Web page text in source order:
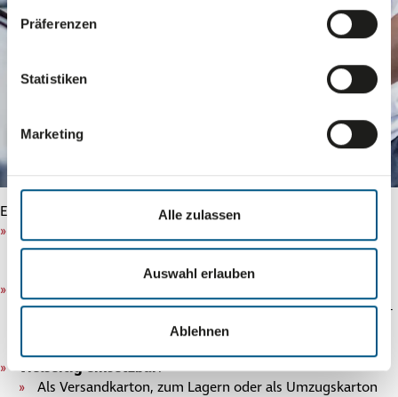
Präferenzen
Statistiken
Marketing
Alle zulassen
Auswahl erlauben
Ablehnen
Ein
bietet gleich mehrere Vorteile:
Geeignet für Produkte mit mehr Gewicht
Bessere Sta­pel­bar­keit beim Lagern oder Palet­tie­ren
Schützt emp­find­li­che Produkte vor Druck- und Stoß­schä­
Viel­sei­tig ein­setz­bar:
Als Ver­sand­kar­ton, zum Lagern oder als Umzugs­kar­ton